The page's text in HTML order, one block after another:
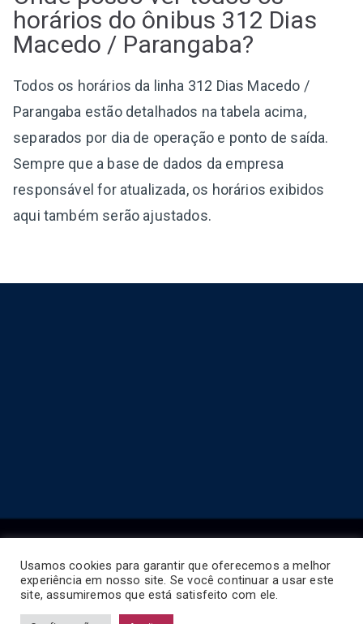
horários do ônibus 312 Dias
Macedo / Parangaba?
Todos os horários da linha 312 Dias Macedo /
Parangaba estão detalhados na tabela acima,
separados por dia de operação e ponto de saída.
Sempre que a base de dados da empresa
responsável for atualizada, os horários exibidos
aqui também serão ajustados.
Copyright © 2026 Horário de Ônibus BR
Usamos cookies para garantir que oferecemos a melhor
experiência em nosso site. Se você continuar a usar este
site, assumiremos que está satisfeito com ele.